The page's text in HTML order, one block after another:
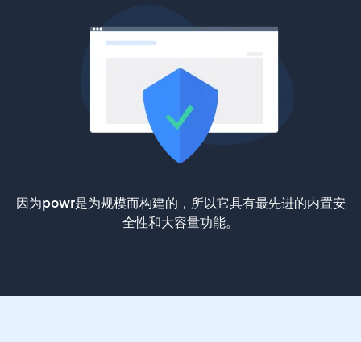
因为powr是为规模而构建的，所以它具有最先进的内置安
全性和大容量功能。